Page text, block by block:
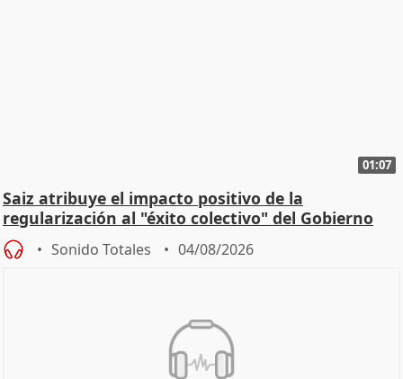
01:07
Saiz atribuye el impacto positivo de la
regularización al "éxito colectivo" del Gobierno
Sonido Totales 04/08/2026